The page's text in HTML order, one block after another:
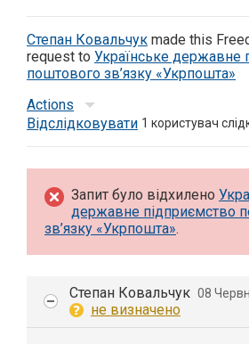
Степан Ковальчук made this
request to Українське державне
поштового зв’язку «Укрпошта»
Actions
Відслідковувати 1 користувач
Запит було відхилено
державне підприємство
зв’язку «Укрпошта».
Степан Ковальчук 08
не визначено